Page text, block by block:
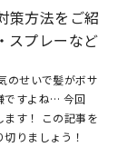
策方法をご紹
スプレーなど
のせいで髪がボサ
ですよね… 今回
す！ この記事を
りましょう！